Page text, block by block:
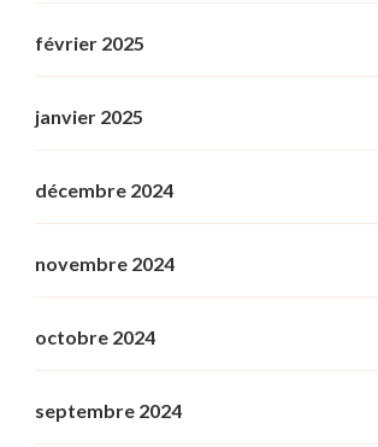
février 2025
janvier 2025
décembre 2024
novembre 2024
octobre 2024
septembre 2024